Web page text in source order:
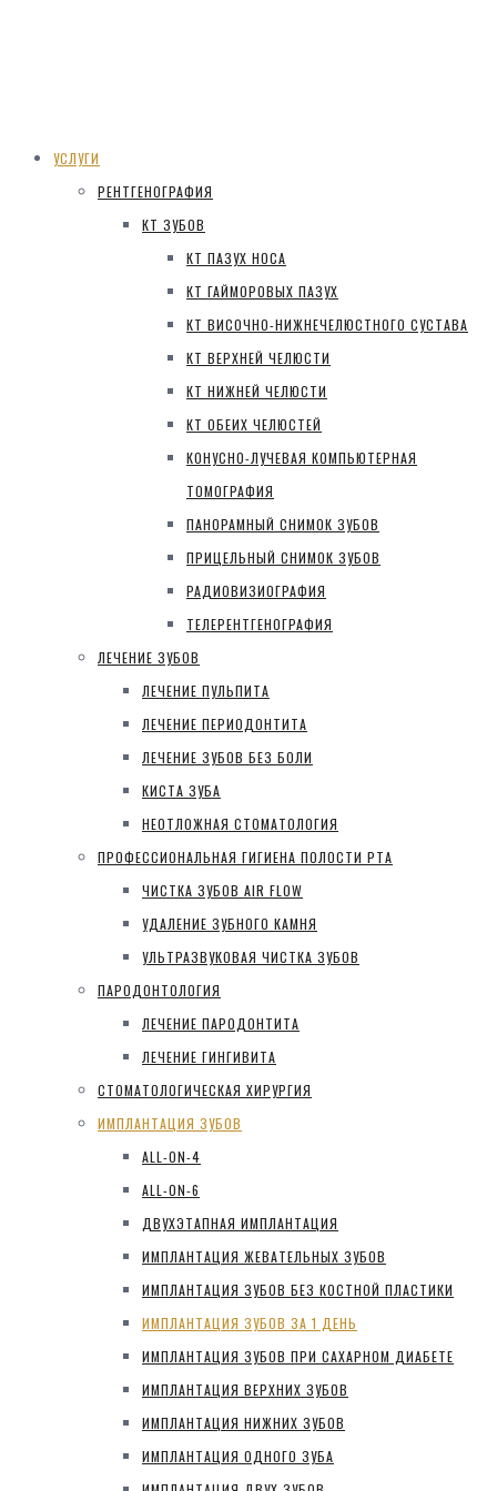
УСЛУГИ
РЕНТГЕНОГРАФИЯ
КТ ЗУБОВ
КТ ПАЗУХ НОСА
КТ ГАЙМОРОВЫХ ПАЗУХ
КТ ВИСОЧНО-НИЖНЕЧЕЛЮСТНОГО СУСТАВА
КТ ВЕРХНЕЙ ЧЕЛЮСТИ
КТ НИЖНЕЙ ЧЕЛЮСТИ
КТ ОБЕИХ ЧЕЛЮСТЕЙ
КОНУСНО-ЛУЧЕВАЯ КОМПЬЮТЕРНАЯ
ТОМОГРАФИЯ
ПАНОРАМНЫЙ СНИМОК ЗУБОВ
ПРИЦЕЛЬНЫЙ СНИМОК ЗУБОВ
РАДИОВИЗИОГРАФИЯ
ТЕЛЕРЕНТГЕНОГРАФИЯ
ЛЕЧЕНИЕ ЗУБОВ
ЛЕЧЕНИЕ ПУЛЬПИТА
ЛЕЧЕНИЕ ПЕРИОДОНТИТА
ЛЕЧЕНИЕ ЗУБОВ БЕЗ БОЛИ
КИСТА ЗУБА
НЕОТЛОЖНАЯ СТОМАТОЛОГИЯ
ПРОФЕССИОНАЛЬНАЯ ГИГИЕНА ПОЛОСТИ РТА
ЧИСТКА ЗУБОВ AIR FLOW
УДАЛЕНИЕ ЗУБНОГО КАМНЯ
УЛЬТРАЗВУКОВАЯ ЧИСТКА ЗУБОВ
ПАРОДОНТОЛОГИЯ
ЛЕЧЕНИЕ ПАРОДОНТИТА
ЛЕЧЕНИЕ ГИНГИВИТА
СТОМАТОЛОГИЧЕСКАЯ ХИРУРГИЯ
ИМПЛАНТАЦИЯ ЗУБОВ
ALL-ON-4
ALL-ON-6
ДВУХЭТАПНАЯ ИМПЛАНТАЦИЯ
ИМПЛАНТАЦИЯ ЖЕВАТЕЛЬНЫХ ЗУБОВ
ИМПЛАНТАЦИЯ ЗУБОВ БЕЗ КОСТНОЙ ПЛАСТИКИ
ИМПЛАНТАЦИЯ ЗУБОВ ЗА 1 ДЕНЬ
ИМПЛАНТАЦИЯ ЗУБОВ ПРИ САХАРНОМ ДИАБЕТЕ
ИМПЛАНТАЦИЯ ВЕРХНИХ ЗУБОВ
ИМПЛАНТАЦИЯ НИЖНИХ ЗУБОВ
ИМПЛАНТАЦИЯ ОДНОГО ЗУБА